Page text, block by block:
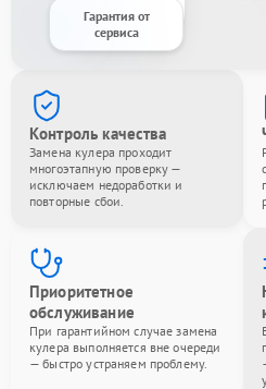
Гарантия от
сервиса
Контроль качества
Замена кулера проходит
многоэтапную проверку —
исключаем недоработки и
повторные сбои.
Приоритетное
обслуживание
При гарантийном случае замена
кулера выполняется вне очереди
— быстро устраняем проблему.